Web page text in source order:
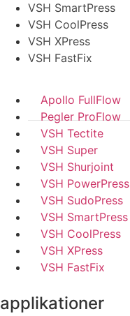
VSH SmartPress
VSH CoolPress
VSH XPress
VSH FastFix
Apollo FullFlow
Pegler ProFlow
VSH Tectite
VSH Super
VSH Shurjoint
VSH PowerPress
VSH SudoPress
VSH SmartPress
VSH CoolPress
VSH XPress
VSH FastFix
applikationer